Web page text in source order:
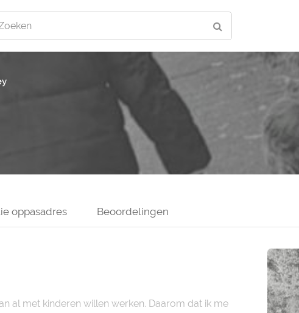
oppasadres Beoordelingen
al met kinderen willen werken. Daarom dat ik me